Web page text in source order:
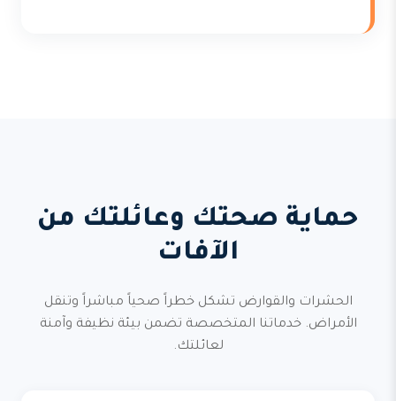
حماية صحتك وعائلتك من
الآفات
الحشرات والقوارض تشكل خطراً صحياً مباشراً وتنقل
الأمراض. خدماتنا المتخصصة تضمن بيئة نظيفة وآمنة
لعائلتك.